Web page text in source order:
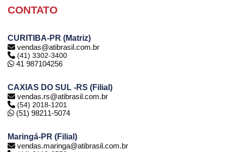
CONTATO
CURITIBA-PR (Matriz)
vendas@atibrasil.com.br
(41) 3302-3400
41 987104256
CAXIAS DO SUL -RS (Filial)
vendas.rs@atibrasil.com.br
(54) 2018-1201
(51) 98211-5074
Maringá-PR (Filial)
vendas.maringa@atibrasil.com.br